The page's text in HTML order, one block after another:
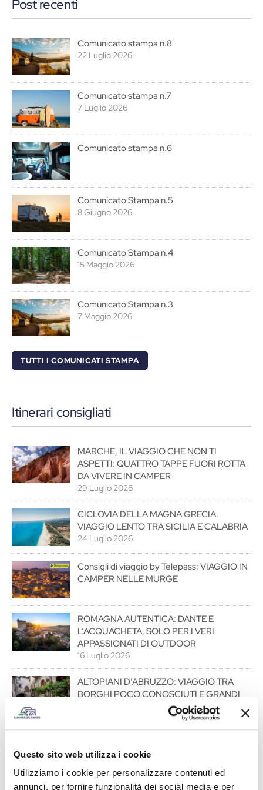
Questo sito web utilizza i cookie
Utilizziamo i cookie per personalizzare contenuti ed
annunci, per fornire funzionalità dei social media e per
Post recenti
Comunicato stampa n.8
22 Luglio 2026
Comunicato stampa n.7
7 Luglio 2026
Comunicato stampa n.6
Comunicato Stampa n.5
8 Giugno 2026
Comunicato Stampa n.4
15 Maggio 2026
Comunicato Stampa n.3
7 Maggio 2026
TUTTI I COMUNICATI STAMPA
Itinerari consigliati
MARCHE, IL VIAGGIO CHE NON TI
ASPETTI: QUATTRO TAPPE FUORI ROTTA
DA VIVERE IN CAMPER
29 Luglio 2026
CICLOVIA DELLA MAGNA GRECIA.
VIAGGIO LENTO TRA SICILIA E CALABRIA
24 Luglio 2026
Consigli di viaggio by Telepass: VIAGGIO IN
CAMPER NELLE MURGE
ROMAGNA AUTENTICA: DANTE E
L’ACQUACHETA, SOLO PER I VERI
APPASSIONATI DI OUTDOOR
16 Luglio 2026
ALTOPIANI D’ABRUZZO: VIAGGIO TRA
BORGHI POCO CONOSCIUTI E GRANDI
VIGNETI E INCANTEVOLI LAGUNE
29 Giugno 2026